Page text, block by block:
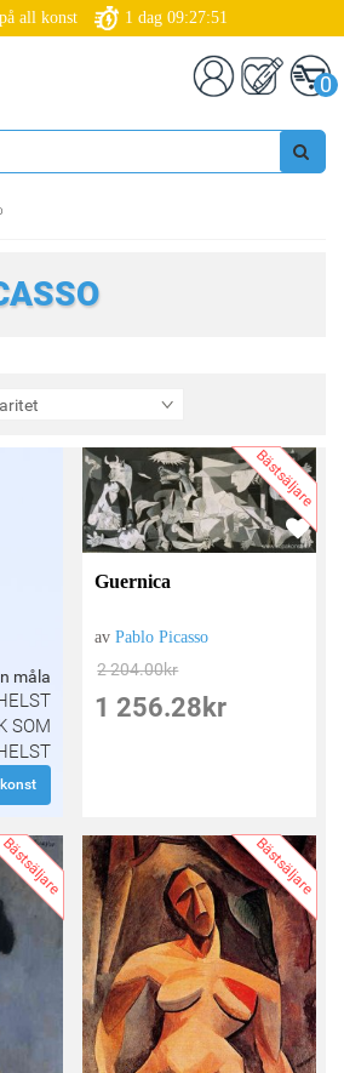
all konst 1 dag 09:27:48
0
måla
SOM
Bästsäljare
Guernica
avPablo Picasso
2 204.00kr
1 256.28 kr
Bästsäljare Bästsäljare